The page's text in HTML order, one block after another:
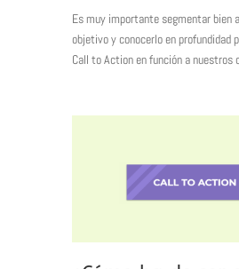
Es muy importante segmentar bien
objetivo y conocerlo en profundidad
Call to Action en función a nuestros